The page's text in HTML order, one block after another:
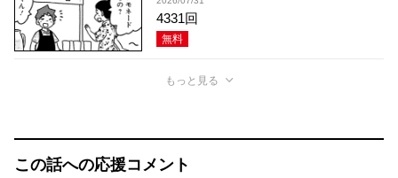
4331回
無料
もっと見る
この話への応援コメント